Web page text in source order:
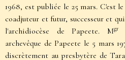
1968, est publiée le 25 mars. C'est
coadjuteur et futur, successeur et
l'archidiocèse de Papeete. Mgr
archevêque de Papeete le 5 mars
discrètement au presbytère de